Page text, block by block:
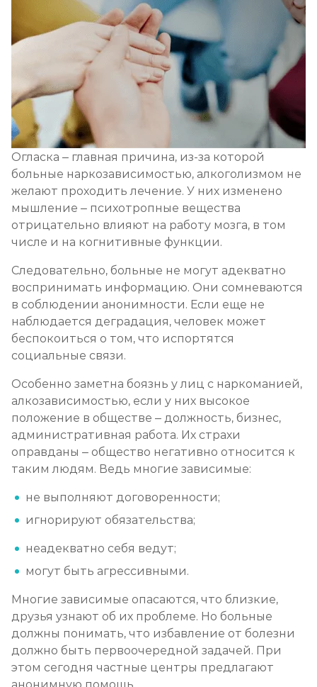
Огласка – главная причина, из-за которой
больные наркозависимостью, алкоголизмом не
желают проходить лечение. У них изменено
мышление – психотропные вещества
отрицательно влияют на работу мозга, в том
числе и на когнитивные функции.
Следовательно, больные не могут адекватно
воспринимать информацию. Они сомневаются
в соблюдении анонимности. Если еще не
наблюдается деградация, человек может
беспокоиться о том, что испортятся
социальные связи.
Особенно заметна боязнь у лиц с наркоманией,
алкозависимостью, если у них высокое
положение в обществе – должность, бизнес,
административная работа. Их страхи
оправданы – общество негативно относится к
таким людям. Ведь многие зависимые:
не выполняют договоренности;
игнорируют обязательства;
неадекватно себя ведут;
могут быть агрессивными.
Многие зависимые опасаются, что близкие,
друзья узнают об их проблеме. Но больные
должны понимать, что избавление от болезни
должно быть первоочередной задачей. При
этом сегодня частные центры предлагают